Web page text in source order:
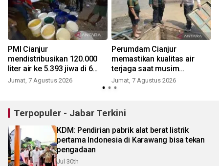
PMI Cianjur
mendistribusikan 120.000
liter air ke 5.393 jiwa di 6
kecamatan
Jumat, 7 Agustus 2026
Perumdam Cianjur
memastikan kualitas air
terjaga saat musim
kemarau
Jumat, 7 Agustus 2026
Terpopuler - Jabar Terkini
KDM: Pendirian pabrik alat berat listrik
pertama Indonesia di Karawang bisa tekan
pengadaan
Jul 30th